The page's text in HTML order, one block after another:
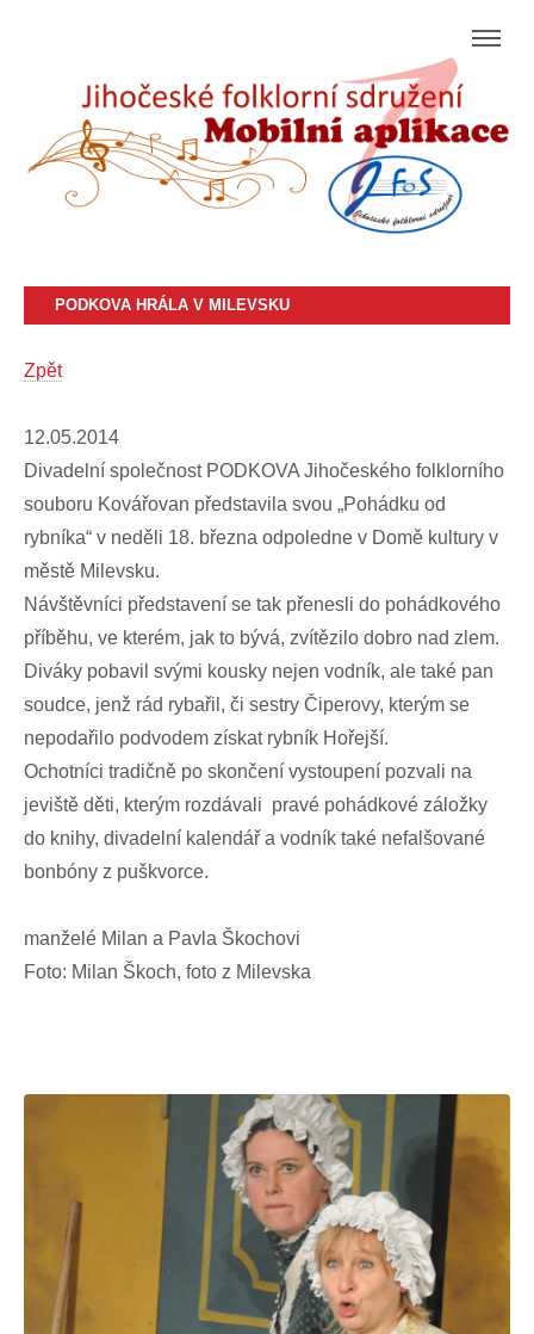
PODKOVA HRÁLA V MILEVSKU
Zpět
12.05.2014
Divadelní společnost PODKOVA Jihočeského folklorního
souboru Kovářovan představila svou „Pohádku od
rybníka“ v neděli 18. března odpoledne v Domě kultury v
městě Milevsku.
Návštěvníci představení se tak přenesli do pohádkového
příběhu, ve kterém, jak to bývá, zvítězilo dobro nad zlem.
Diváky pobavil svými kousky nejen vodník, ale také pan
soudce, jenž rád rybařil, či sestry Čiperovy, kterým se
nepodařilo podvodem získat rybník Hořejší.
Ochotníci tradičně po skončení vystoupení pozvali na
jeviště děti, kterým rozdávali pravé pohádkové záložky
do knihy, divadelní kalendář a vodník také nefalšované
bonbóny z puškvorce.
manželé Milan a Pavla Škochovi
Foto: Milan Škoch, foto z Milevska